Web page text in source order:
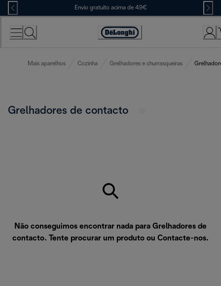
Skip
to
Content
Envio gratuito acima de 49€
Accessibility
Mais aparelhos Cozinha Grelhadores e churrasqueiras
Grelhadores de contacto
Não conseguimos encontrar nada para Grelhadores de
contacto. Tente procurar um produto ou Contacte-nos.